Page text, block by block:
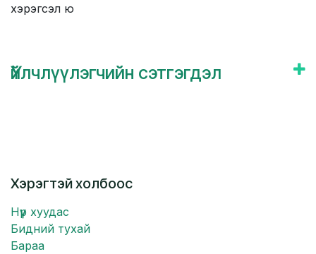
хэрэгсэл ю
Үйлчлүүлэгчийн сэтгэгдэл
Хэрэгтэй холбоос
Нүүр хуудас
Бидний тухай
Бараа